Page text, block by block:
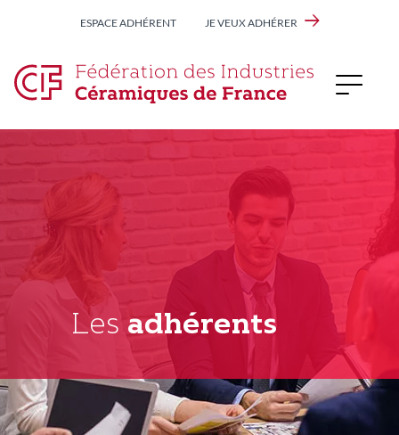
contenu
principal
ESPACE ADHÉRENT JE VEUX ADHÉRER
Lesadhérents